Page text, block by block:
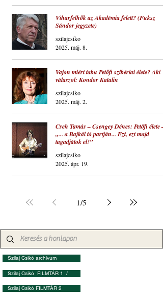
Viharfelhők az Akadémia felett? (Fuksz
Sándor jegyzete)
szilajcsiko
2025. máj. 8.
Vajon miért tabu Petőfi szibériai élete? Aki
válaszol: Kondor Katalin
szilajcsiko
2025. máj. 2.
Cseh Tamás – Csengey Dénes: Petőfi élete –
„... a Bajkál tó partján... Ezt, ezt majd
tagadjátok el!”
szilajcsiko
2025. ápr. 19.
1/5
Szilaj Csikó archívum
Szilaj Csikó FILMTÁR 1 /
Szilaj Csikó FILMTÁR 2